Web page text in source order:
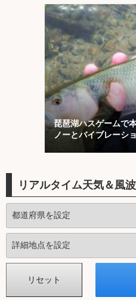
琵琶湖ハスゲームで
ノーとバイブレーシ
リアルタイム天気＆風